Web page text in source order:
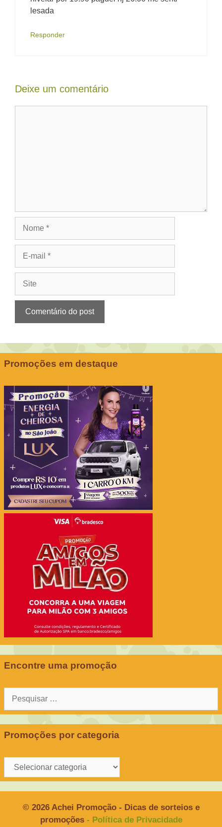
lesada
Responder
Deixe um comentário
Promoções em destaque
Encontre uma promoção
Pesquisar
Promoções por categoria
Promoções
por
© 2026 Achei Promoção - Dicas de sorteios e
promoções - Política de Privacidade